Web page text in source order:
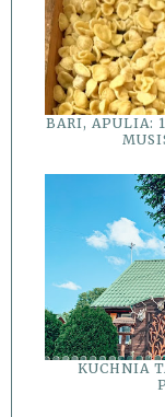
BARI, APULIA:
KUCHNIA